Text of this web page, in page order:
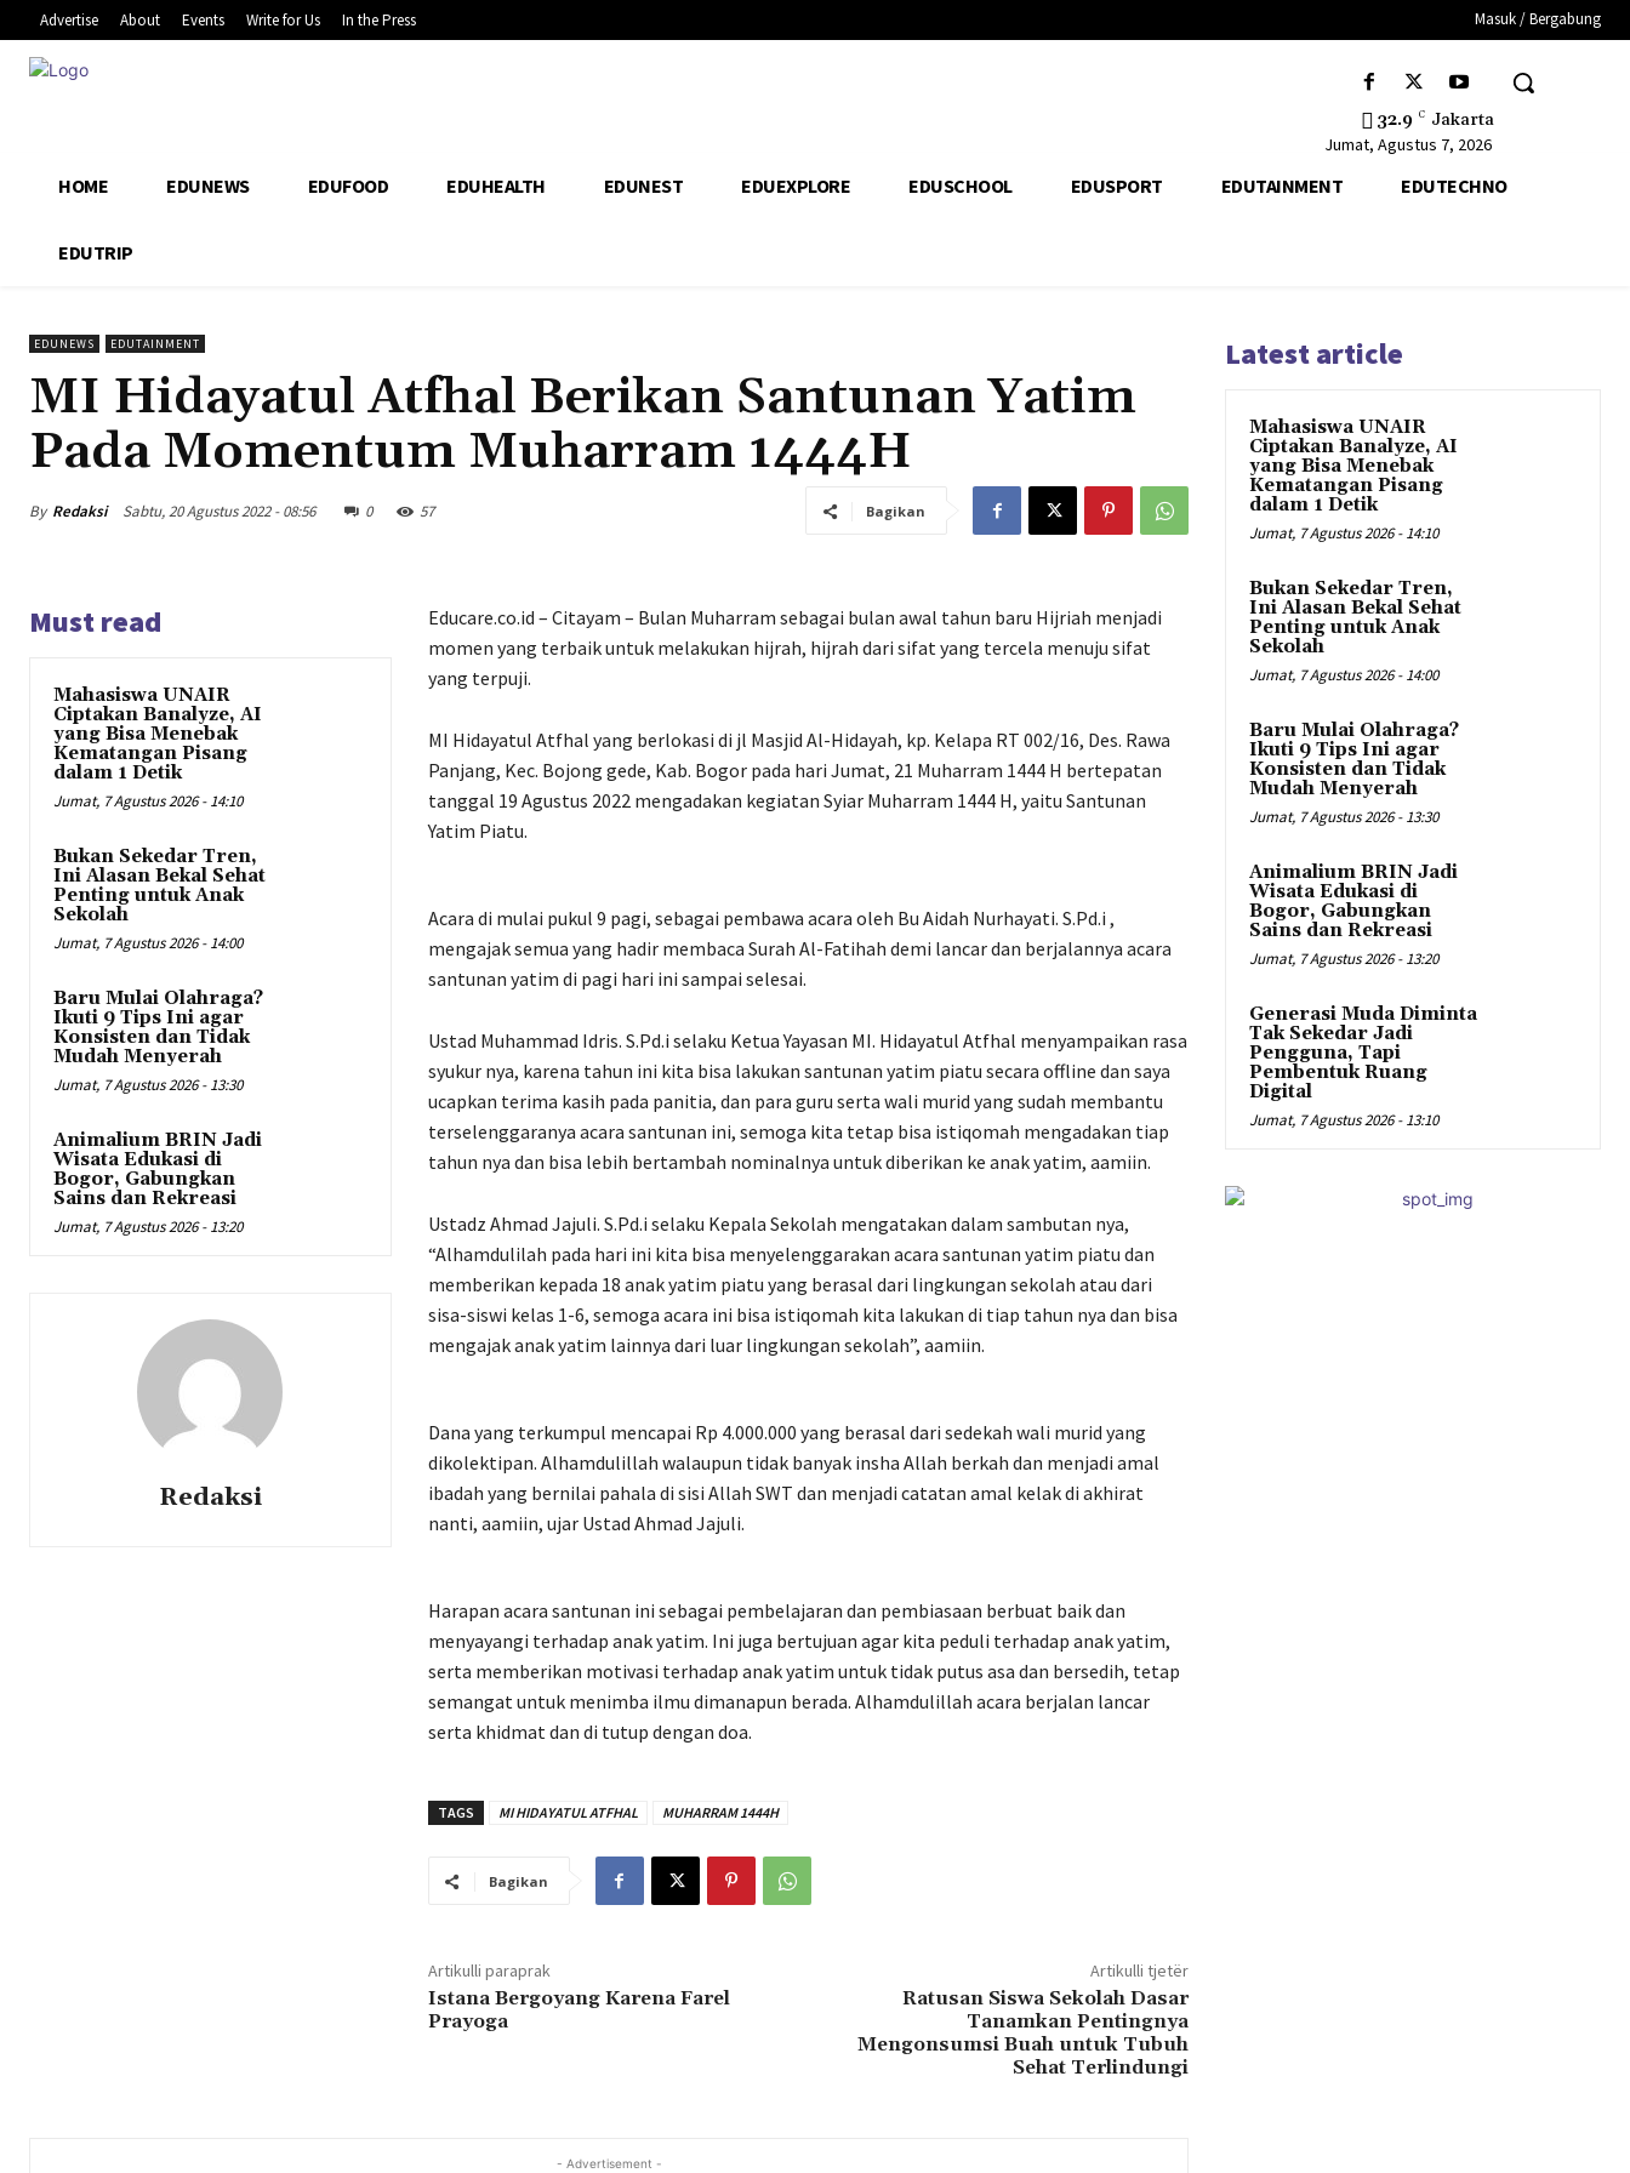
Advertise About Events Write for Us In the Press Masuk / Bergabung
32.9 C Jakarta
Jumat, Agustus 7, 2026
HOME EDUNEWS EDUFOOD EDUHEALTH EDUNEST EDUEXPLORE EDUSCHOOL EDUSPORT EDUTAINMENT EDUTECHNO
EDUTRIP
EDUNEWS EDUTAINMENT
MI Hidayatul Atfhal Berikan Santunan Yatim
Pada Momentum Muharram 1444H
By Redaksi Sabtu, 20 Agustus 2022 - 08:56 0 57 Bagikan
Must read
Mahasiswa UNAIR
Ciptakan Banalyze, AI
yang Bisa Menebak
Kematangan Pisang
dalam 1 Detik
Jumat, 7 Agustus 2026 - 14:10
Bukan Sekedar Tren,
Ini Alasan Bekal Sehat
Penting untuk Anak
Sekolah
Jumat, 7 Agustus 2026 - 14:00
Baru Mulai Olahraga?
Ikuti 9 Tips Ini agar
Konsisten dan Tidak
Mudah Menyerah
Jumat, 7 Agustus 2026 - 13:30
Animalium BRIN Jadi
Wisata Edukasi di
Bogor, Gabungkan
Sains dan Rekreasi
Jumat, 7 Agustus 2026 - 13:20
Redaksi
Educare.co.id – Citayam – Bulan Muharram sebagai bulan awal tahun baru Hijriah menjadi
momen yang terbaik untuk melakukan hijrah, hijrah dari sifat yang tercela menuju sifat
yang terpuji.
MI Hidayatul Atfhal yang berlokasi di jl Masjid Al-Hidayah, kp. Kelapa RT 002/16, Des. Rawa
Panjang, Kec. Bojong gede, Kab. Bogor pada hari Jumat, 21 Muharram 1444 H bertepatan
tanggal 19 Agustus 2022 mengadakan kegiatan Syiar Muharram 1444 H, yaitu Santunan
Yatim Piatu.
Acara di mulai pukul 9 pagi, sebagai pembawa acara oleh Bu Aidah Nurhayati. S.Pd.i ,
mengajak semua yang hadir membaca Surah Al-Fatihah demi lancar dan berjalannya acara
santunan yatim di pagi hari ini sampai selesai.
Ustad Muhammad Idris. S.Pd.i selaku Ketua Yayasan MI. Hidayatul Atfhal menyampaikan rasa
syukur nya, karena tahun ini kita bisa lakukan santunan yatim piatu secara offline dan saya
ucapkan terima kasih pada panitia, dan para guru serta wali murid yang sudah membantu
terselenggaranya acara santunan ini, semoga kita tetap bisa istiqomah mengadakan tiap
tahun nya dan bisa lebih bertambah nominalnya untuk diberikan ke anak yatim, aamiin.
Ustadz Ahmad Jajuli. S.Pd.i selaku Kepala Sekolah mengatakan dalam sambutan nya,
“Alhamdulilah pada hari ini kita bisa menyelenggarakan acara santunan yatim piatu dan
memberikan kepada 18 anak yatim piatu yang berasal dari lingkungan sekolah atau dari
sisa-siswi kelas 1-6, semoga acara ini bisa istiqomah kita lakukan di tiap tahun nya dan bisa
mengajak anak yatim lainnya dari luar lingkungan sekolah”, aamiin.
Dana yang terkumpul mencapai Rp 4.000.000 yang berasal dari sedekah wali murid yang
dikolektipan. Alhamdulillah walaupun tidak banyak insha Allah berkah dan menjadi amal
ibadah yang bernilai pahala di sisi Allah SWT dan menjadi catatan amal kelak di akhirat
nanti, aamiin, ujar Ustad Ahmad Jajuli.
Harapan acara santunan ini sebagai pembelajaran dan pembiasaan berbuat baik dan
menyayangi terhadap anak yatim. Ini juga bertujuan agar kita peduli terhadap anak yatim,
serta memberikan motivasi terhadap anak yatim untuk tidak putus asa dan bersedih, tetap
semangat untuk menimba ilmu dimanapun berada. Alhamdulillah acara berjalan lancar
serta khidmat dan di tutup dengan doa.
TAGS MI HIDAYATUL ATFHAL MUHARRAM 1444H
Bagikan
Artikulli paraprak
Istana Bergoyang Karena Farel
Prayoga
Artikulli tjetër
Ratusan Siswa Sekolah Dasar
Tanamkan Pentingnya
Mengonsumsi Buah untuk Tubuh
Sehat Terlindungi
- Advertisement -
Latest article
Mahasiswa UNAIR
Ciptakan Banalyze, AI
yang Bisa Menebak
Kematangan Pisang
dalam 1 Detik
Jumat, 7 Agustus 2026 - 14:10
Bukan Sekedar Tren,
Ini Alasan Bekal Sehat
Penting untuk Anak
Sekolah
Jumat, 7 Agustus 2026 - 14:00
Baru Mulai Olahraga?
Ikuti 9 Tips Ini agar
Konsisten dan Tidak
Mudah Menyerah
Jumat, 7 Agustus 2026 - 13:30
Animalium BRIN Jadi
Wisata Edukasi di
Bogor, Gabungkan
Sains dan Rekreasi
Jumat, 7 Agustus 2026 - 13:20
Generasi Muda Diminta
Tak Sekedar Jadi
Pengguna, Tapi
Pembentuk Ruang
Digital
Jumat, 7 Agustus 2026 - 13:10